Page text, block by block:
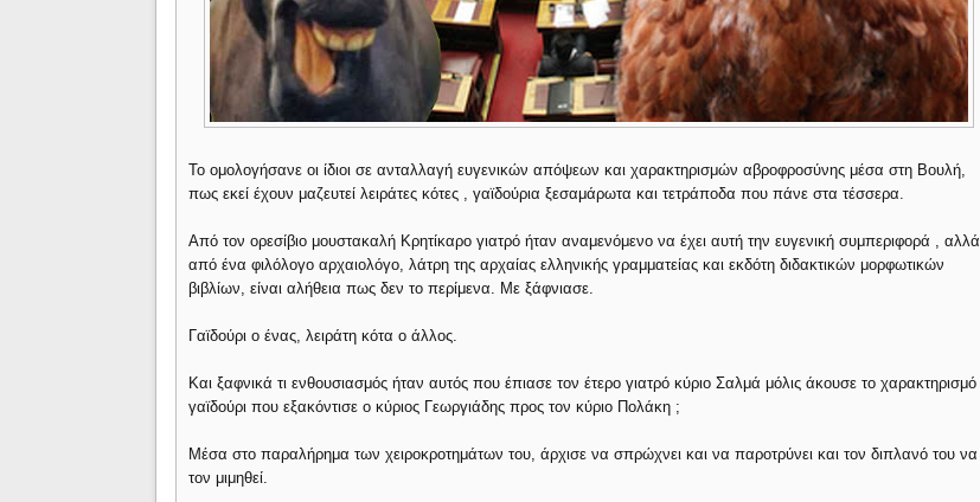
Το ομολογήσανε οι ίδιοι σε ανταλλαγή ευγενικών απόψεων και χαρακτηρισμών αβροφροσύνης μέσα στη Βουλή,
πως εκεί έχουν μαζευτεί λειράτες κότες , γαϊδούρια ξεσαμάρωτα και τετράποδα που πάνε στα τέσσερα.
Από τον ορεσίβιο μουστακαλή Κρητίκαρο γιατρό ήταν αναμενόμενο να έχει αυτή την ευγενική συμπεριφορά , αλλά
από ένα φιλόλογο αρχαιολόγο, λάτρη της αρχαίας ελληνικής γραμματείας και εκδότη διδακτικών μορφωτικών
βιβλίων, είναι αλήθεια πως δεν το περίμενα. Με ξάφνιασε.
Γαϊδούρι ο ένας, λειράτη κότα ο άλλος.
Και ξαφνικά τι ενθουσιασμός ήταν αυτός που έπιασε τον έτερο γιατρό κύριο Σαλμά μόλις άκουσε το χαρακτηρισμό
γαϊδούρι που εξακόντισε ο κύριος Γεωργιάδης προς τον κύριο Πολάκη ;
Μέσα στο παραλήρημα των χειροκροτημάτων του, άρχισε να σπρώχνει και να παροτρύνει και τον διπλανό του να
τον μιμηθεί.